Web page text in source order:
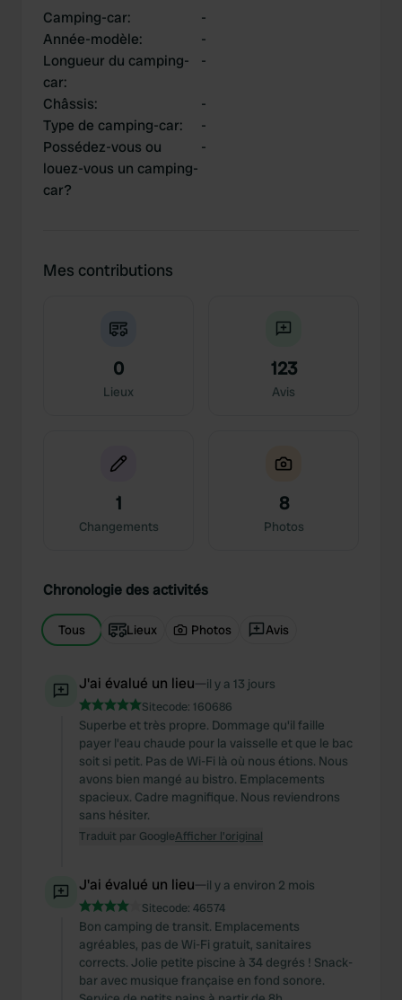
Camping-car:
-
Année-modèle:
-
Longueur du camping-
car:
-
Châssis:
-
Type de camping-car:
-
Possédez-vous ou
louez-vous un camping-
car?
-
Mes contributions
0
Lieux
123
Avis
1
Changements
8
Photos
Chronologie des activités
Tous Lieux Photos Avis
J'ai évalué un lieu—il y a 13 jours
Sitecode: 160686
Superbe et très propre. Dommage qu'il faille
payer l'eau chaude pour la vaisselle et que le bac
soit si petit. Pas de Wi-Fi là où nous étions. Nous
avons bien mangé au bistro. Emplacements
spacieux. Cadre magnifique. Nous reviendrons
sans hésiter.
Traduit par GoogleAfficher l'original
J'ai évalué un lieu—il y a environ 2 mois
Sitecode: 46574
Bon camping de transit. Emplacements
agréables, pas de Wi-Fi gratuit, sanitaires
corrects. Jolie petite piscine à 34 degrés ! Snack-
bar avec musique française en fond sonore.